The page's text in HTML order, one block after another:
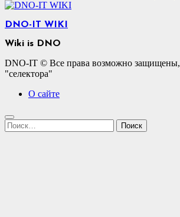
DNO-IT WIKI
Wiki is DNO
DNO-IT © Все права возможно защищены,
"селектора"
О сайте
Найти: